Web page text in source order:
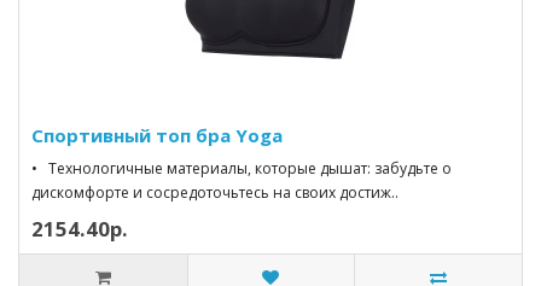
Спортивный топ бра Yoga
• Технологичные материалы, которые дышат: забудьте о
дискомфорте и сосредоточьтесь на своих достиж..
2154.40р.